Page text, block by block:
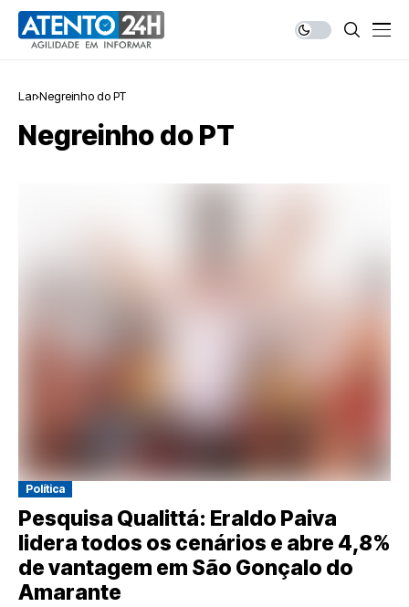
Lar Negreinho do PT
Negreinho do PT
Política
Pesquisa Qualittá: Eraldo Paiva
lidera todos os cenários e abre 4,8%
de vantagem em São Gonçalo do
Amarante